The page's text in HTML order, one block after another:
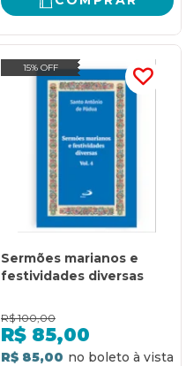
15% OFF
Sermões marianos e
festividades diversas
R$ 100,00
R$ 85,00
R$ 85,00